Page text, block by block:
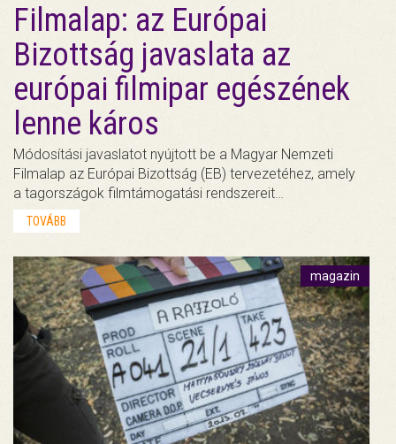
Filmalap: az Európai
Bizottság javaslata az
európai filmipar egészének
lenne káros
Módosítási javaslatot nyújtott be a Magyar Nemzeti
Filmalap az Európai Bizottság (EB) tervezetéhez, amely
a tagországok filmtámogatási rendszereit…
TOVÁBB
magazin